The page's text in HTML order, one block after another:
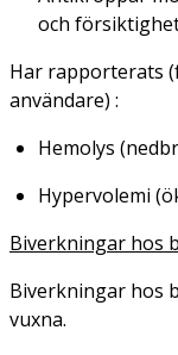
och
Har rapporterats
användare) :
Hemolys
Hypervolemi
Biverkningar hos
Biverkningar hos
vuxna.